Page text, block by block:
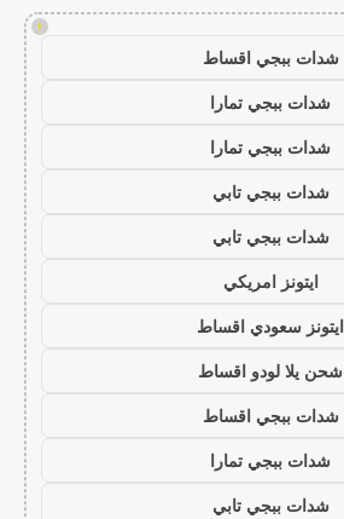
!
شدات ببجي اقساط
شدات ببجي تمارا
شدات ببجي تمارا
شدات ببجي تابي
شدات ببجي تابي
ايتونز امريكي
ايتونز سعودي اقساط
شحن يلا لودو اقساط
شدات ببجي اقساط
شدات ببجي تمارا
شدات ببجي تابي